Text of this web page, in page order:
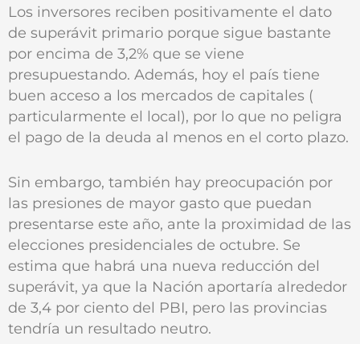
Los inversores reciben positivamente el dato
de superávit primario porque sigue bastante
por encima de 3,2% que se viene
presupuestando. Además, hoy el país tiene
buen acceso a los mercados de capitales (
particularmente el local), por lo que no peligra
el pago de la deuda al menos en el corto plazo.
Sin embargo, también hay preocupación por
las presiones de mayor gasto que puedan
presentarse este año, ante la proximidad de las
elecciones presidenciales de octubre. Se
estima que habrá una nueva reducción del
superávit, ya que la Nación aportaría alrededor
de 3,4 por ciento del PBI, pero las provincias
tendría un resultado neutro.